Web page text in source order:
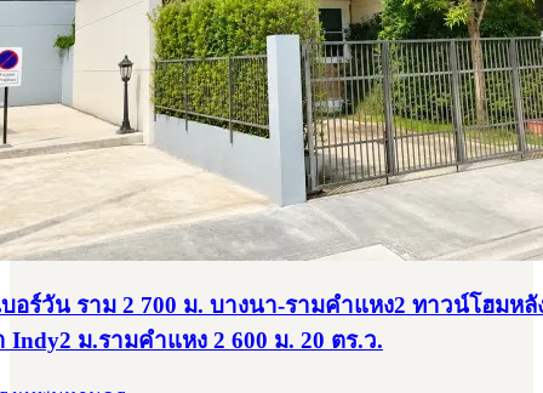
อร์วัน ราม 2 700 ม. บางนา-รามคำแหง2 ทาวน์โฮมหลั
Indy2 ม.รามคำแหง 2 600 ม. 20 ตร.ว.